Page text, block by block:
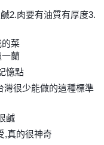
2.肉要有油質有厚度3.
菜
蘭
憶點
灣很少能做的這種標準
鹹
,真的很神奇